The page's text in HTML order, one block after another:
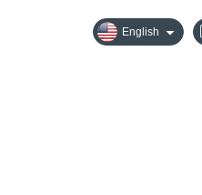
English